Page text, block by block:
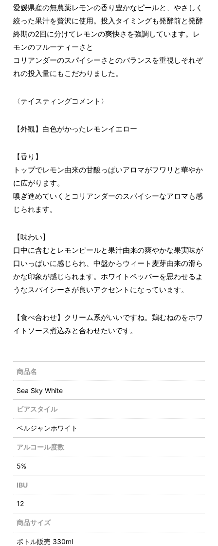
愛媛県産の無農薬レモンの香り豊かなピールと、やさしく
絞った果汁を贅沢に使用。投入タイミングも発酵前と発酵
終期の2回に分けてレモンの爽快さを強調しています。レ
モンのフルーティーさと
コリアンダーのスパイシーさとのバランスを重視しそれぞ
れの投入量にもこだわりました。
〈テイスティングコメント〉
【外観】白色がかったレモンイエロー
【香り】
トップでレモン由来の甘酸っぱいアロマがフワリと華やか
に広がります。
嗅ぎ進めていくとコリアンダーのスパイシーなアロマも感
じられます。
【味わい】
口中に含むとレモンピールと果汁由来の爽やかな果実味が
口いっぱいに感じられ、中盤からウィート麦芽由来の滑ら
かな印象が感じられます。ホワイトペッパーを思わせるよ
うなスパイシーさが良いアクセントになっています。
【食べ合わせ】クリーム系がいいですね。鶏むねのをホワ
イトソース煮込みと合わせたいです。
商品名
Sea Sky White
ビアスタイル
ベルジャンホワイト
アルコール度数
5%
IBU
12
商品サイズ
ボトル販売 330ml